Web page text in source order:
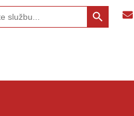
Search Button